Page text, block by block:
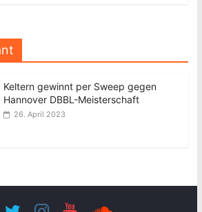
Keltern gewinnt per Sweep gegen
Hannover DBBL-Meisterschaft
26. April 2023